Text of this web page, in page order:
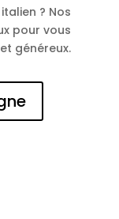
? Nos
pour vous
généreux.